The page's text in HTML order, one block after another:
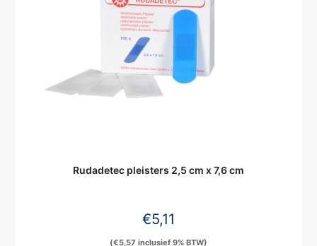
Rudadetec pleisters 2,5 cm x 7,6 cm
€5,11
(€5,57 inclusief 9% BTW)